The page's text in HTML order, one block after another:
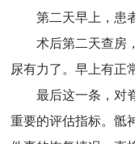
第二天早上，患
术后第二天查房
尿有力了。早上有正
最后这一条，对
重要的评估指标。骶